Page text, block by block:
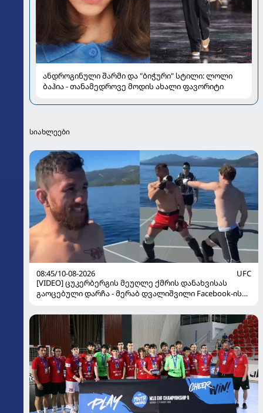
ანდროგინული შარმი და "ბიჭური" სტილი: ლოლი
ბაჰია - თანამედროვე მოდის ახალი ფავორიტი
სიახლეები
08:45/10-08-2026
UFC
[VIDEO] ცუკერბერგის მეუღლე ქმრის დანახვისას
გაოცებული დარჩა - მერაბ დვალიშვილი Facebook-ის